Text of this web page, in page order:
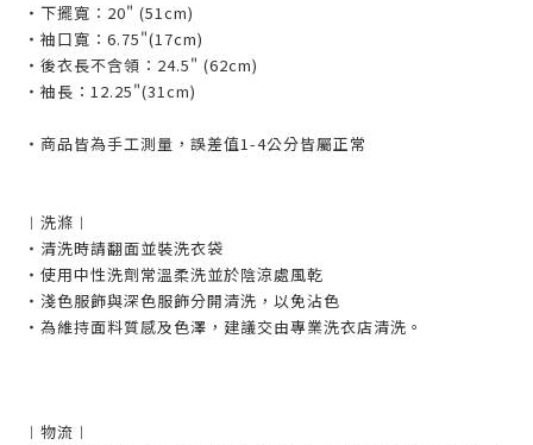
・下擺寬：20" (51cm)
・袖口寬：6.75"(17cm)
・後衣長不含領：24.5" (62cm)
・袖長：12.25"(31cm)
・商品皆為手工測量，誤差值1-4公分皆屬正常
︱洗滌︱
・清洗時請翻面並裝洗衣袋
・使用中性洗劑常溫柔洗並於陰涼處風乾
・淺色服飾與深色服飾分開清洗，以免沾色
・為維持面料質感及色澤，建議交由專業洗衣店清洗。
︱物流︱